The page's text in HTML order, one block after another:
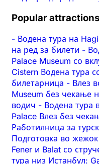
Popular attractions
- Водена тура на
на ред за билети -
Palace Museum со
Cistern Водена тура
билетарница - Влез
Museum без чекање
водич - Водена тура
Palace Влез без
Работилница за
Подготовка во
Fener и Balat со
тура низ Истанбул: